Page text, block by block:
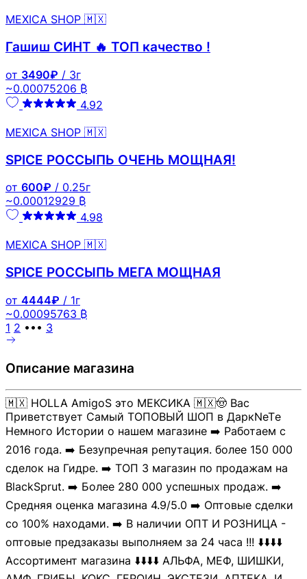
MEXICA SHOP 🇲🇽
Гашиш СИНТ 🔥 ТОП качество !
от 3490₽ / 3г
~0.00075206 ₿
4.92
MEXICA SHOP 🇲🇽
SPICE РОССЫПЬ ОЧЕНЬ МОЩНАЯ!
от 600₽ / 0.25г
~0.00012929 ₿
4.98
MEXICA SHOP 🇲🇽
SPICE РОССЫПЬ МЕГА МОЩНАЯ
от 4444₽ / 1г
~0.00095763 ₿
1 2 ••• 3
Описание магазина
🇲🇽 HOLLA AmigoS это МЕКСИКА 🇲🇽🤠 Вас
Приветствует Самый ТОПОВЫЙ ШОП в ДаркNeTе
Немного Истории о нашем магазине ➡️ Работаем с
2016 года. ➡️ Безупречная репутация. более 150 000
сделок на Гидре. ➡️ ТОП 3 магазин по продажам на
BlackSprut. ➡️ Более 280 000 успешных продаж. ➡️
Средняя оценка магазина 4.9/5.0 ➡️ Оптовые сделки
cо 100% находами. ➡️ В наличии ОПТ И РОЗНИЦА -
оптовые предзаказы выполняем за 24 часа !!! ⬇️⬇️⬇️⬇️
Ассортимент магазина ⬇️⬇️⬇️⬇️ АЛЬФА, МЕФ, ШИШКИ,